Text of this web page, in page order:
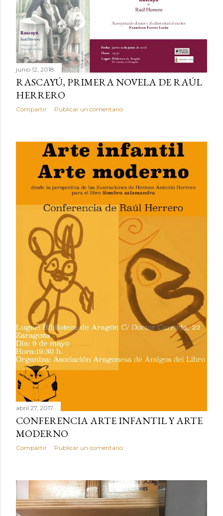
junio 12, 2018
RASCAYÚ, PRIMERA NOVELA DE RAÚL
HERRERO
Compartir Publicar un comentario
abril 27, 2017
CONFERENCIA ARTE INFANTIL Y ARTE
MODERNO
Compartir Publicar un comentario